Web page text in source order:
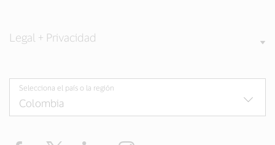
Legal + Privacidad
Selecciona el país o la región